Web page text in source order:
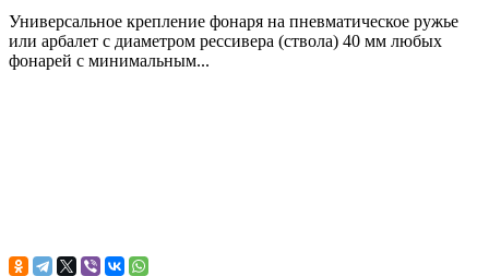
Универсальное крепление фонаря на пневматическое ружье
или арбалет с диаметром рессивера (ствола) 40 мм любых
фонарей с минимальным...